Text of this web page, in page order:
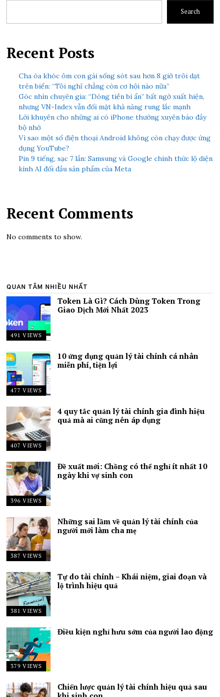
Search
Recent Posts
Cha òa khóc ôm con gái sống sót sau hơn 8 giờ trôi dạt
trên biển: “Tôi nghĩ chẳng còn cơ hội nào nữa”
Góc nhìn chuyên gia: “Dòng tiền bí ẩn” bất ngờ xuất hiện,
nhưng VN-Index vẫn đối mặt khả năng rung lắc mạnh
Lời khuyên cho những ai có iPhone thường xuyên báo đầy
bộ nhớ
Vì sao một số điện thoại Android không còn chạy được ứng
dụng YouTube?
Pin 9 tiếng, sạc 7 lần: Samsung và Google chính thức lộ diện
kính AI đối đầu sản phẩm của Meta
Recent Comments
No comments to show.
QUAN TÂM NHIỀU NHẤT
491 VIEWS
Token Là Gì? Cách Dùng Token Trong
Giao Dịch Mới Nhất 2023
477 VIEWS
10 ứng dụng quản lý tài chính cá nhân
miễn phí, tiện lợi
407 VIEWS
4 quy tắc quản lý tài chính gia đình hiệu
quả mà ai cũng nên áp dụng
396 VIEWS
Đề xuất mới: Chồng có thể nghỉ ít nhất 10
ngày khi vợ sinh con
387 VIEWS
Những sai lầm về quản lý tài chính của
người mới làm cha mẹ
381 VIEWS
Tự do tài chính – Khái niệm, giai đoạn và
lộ trình hiệu quả
379 VIEWS
Điều kiện nghỉ hưu sớm của người lao động
Chiến lược quản lý tài chính hiệu quả sau